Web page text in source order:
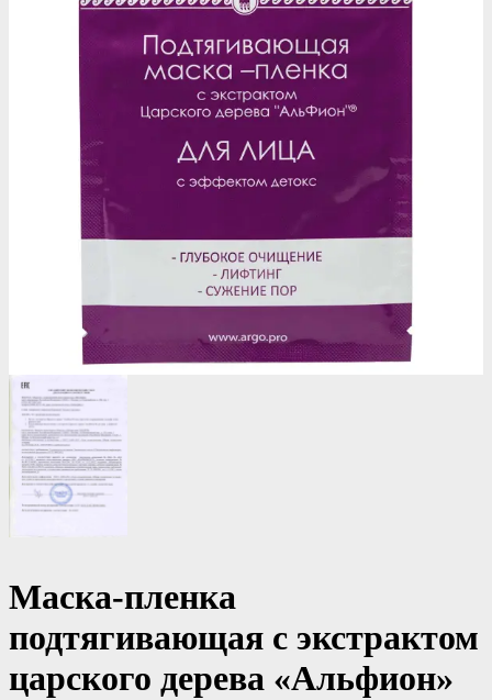
Маска-пленка
подтягивающая с экстрактом
царского дерева «Альфион»